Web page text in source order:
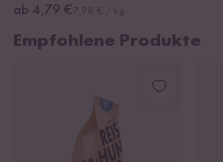
ab 4,79 €
Empfohlene Produkte